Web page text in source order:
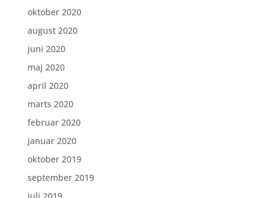
oktober 2020
august 2020
juni 2020
maj 2020
april 2020
marts 2020
februar 2020
januar 2020
oktober 2019
september 2019